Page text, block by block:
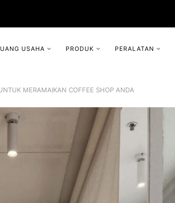
USAHA PRODUK PERALATAN
MERAMAIKAN COFFEE SHOP ANDA